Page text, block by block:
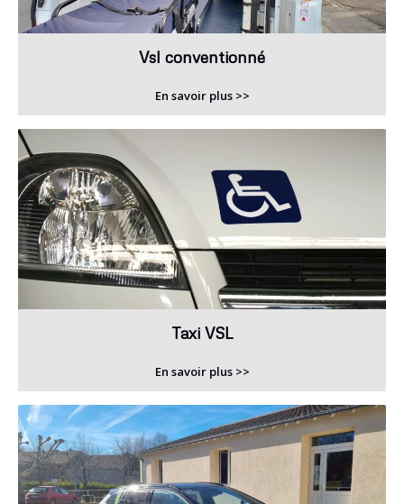
Vsl conventionné
En savoir plus >>
Taxi VSL
En savoir plus >>